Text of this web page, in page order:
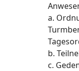
a.
b.
c.